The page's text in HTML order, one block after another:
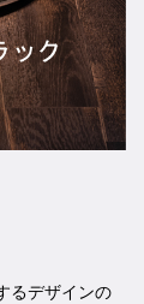
るデザインの